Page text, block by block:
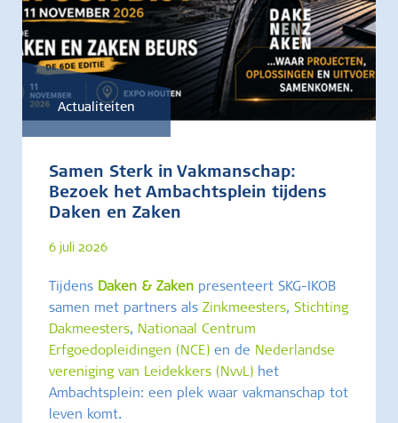
Actualiteiten
Samen Sterk in Vakmanschap:
Bezoek het Ambachtsplein tijdens
Daken en Zaken
6 juli 2026
Tijdens Daken & Zaken presenteert SKG-IKOB
samen met partners als Zinkmeesters, Stichting
Dakmeesters, Nationaal Centrum
Erfgoedopleidingen (NCE) en de Nederlandse
vereniging van Leidekkers (NvvL) het
Ambachtsplein: een plek waar vakmanschap tot
leven komt.